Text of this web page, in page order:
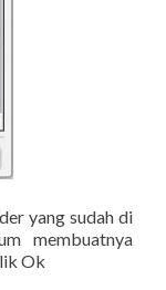
yang sudah di
membuatnya
Ok